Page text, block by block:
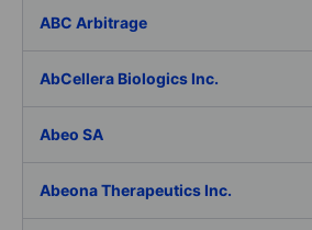
ABC Arbitrage
AbCellera Biologics Inc.
Abeo SA
Abeona Therapeutics Inc.